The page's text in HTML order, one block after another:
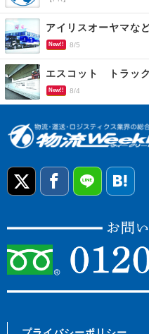
アイリスオーヤマな
New!! 8/5
エスコット トラッ
New!! 8/4